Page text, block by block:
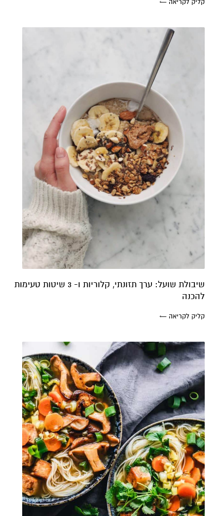
קליק לקריאה ←
שיבולת שועל: ערך תזונתי, קלוריות ו- 3 שיטות טעימות
להכנה
קליק לקריאה ←